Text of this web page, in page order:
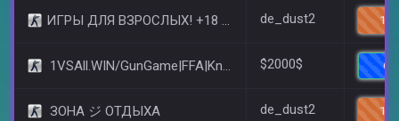
​ИГРЫ ДЛЯ ВЗРОСЛЫХ! +18 © (FREE VIP) de_dust2 12/
1VSAll.WIN/GunGame|FFA|KnIfE MoD $2000$ 6/
ЗОНА ジ ОТДЫХА de_dust2 10/